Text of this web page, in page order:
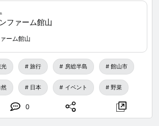
期待明年的花火大會了！
山灣花火大會
— 日本夏季必看的傳統盛事
日）
くなり次第終了）
円（税込）
100円引き！
ファーム館山
ーム館山
旅行 房総半島 館山市
然 日本 イベント 野菜
0